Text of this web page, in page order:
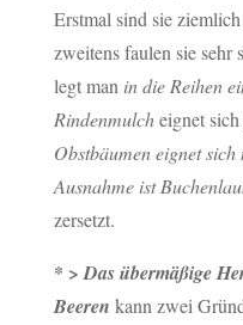
Erstmal sind sie
zweitens faulen sie sehr
legt man in die Reihen
Rindenmulcheignet sich
Obstbäumen eignet sich
Ausnahme ist
zersetzt.
* > Das übermäßige
Beeren kann zwei